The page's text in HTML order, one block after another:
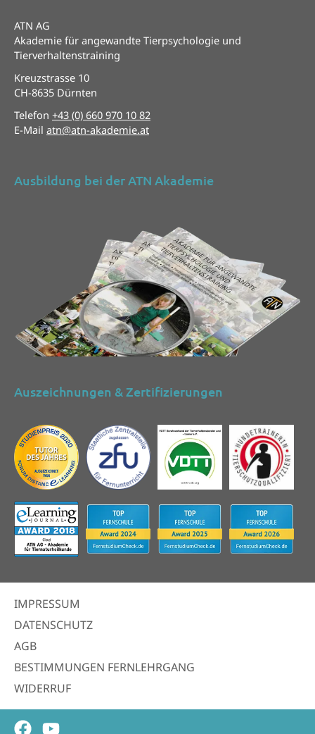
ATN AG
Akademie für angewandte Tierpsychologie und
Tierverhaltenstraining
Kreuzstrasse 10
CH-8635 Dürnten
Telefon +43 (0) 660 970 10 82
E-Mail atn@atn-akademie.at
Ausbildung bei der ATN Akademie
Auszeichnungen & Zertifizierungen
IMPRESSUM
DATENSCHUTZ
AGB
BESTIMMUNGEN FERNLEHRGANG
WIDERRUF
Facebook
Youtube